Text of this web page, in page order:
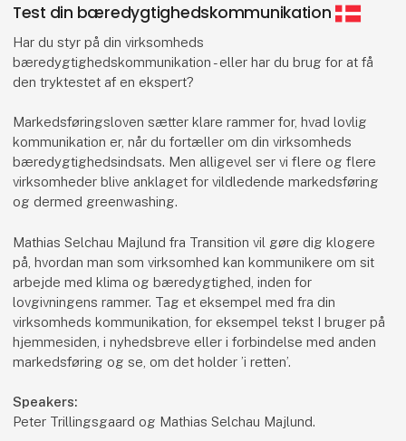
Workindenmark
Jannie Bojesen, FEMERN LINK CONTRACTORS, HR
Business Partner
Louise Nielsen, Bosætningsguide, Vejle Kommune
Udviklingskonsulent, Herning Kommune
Tilmeld dig her
14:00-15:00 | DI PRODUKTION STAGE | HALL J1
Avancerede produktionsteknologier til
innovativ og grøn omstilling
DAMRC er et nationalt forsknings- og videnscenter for
spåntagende bearbejdning, som arbejder med at
grønne omstilling og virksomhedernes fortsatte
Test din bæredygtighedskommunikation
Har du styr på din virksomheds
bæredygtighedskommunikation - eller har du brug for at få
den tryktestet af en ekspert?
Markedsføringsloven sætter klare rammer for, hvad lovlig
kommunikation er, når du fortæller om din virksomheds
bæredygtighedsindsats. Men alligevel ser vi flere og flere
virksomheder blive anklaget for vildledende markedsføring
og dermed greenwashing.
Mathias Selchau Majlund fra Transition vil gøre dig klogere
på, hvordan man som virksomhed kan kommunikere om sit
arbejde med klima og bæredygtighed, inden for
lovgivningens rammer. Tag et eksempel med fra din
virksomheds kommunikation, for eksempel tekst I bruger på
hjemmesiden, i nyhedsbreve eller i forbindelse med anden
markedsføring og se, om det holder ’i retten’.
Speakers:
Peter Trillingsgaard og Mathias Selchau Majlund.